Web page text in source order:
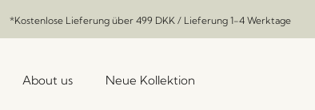
*Kostenlose Lieferung über 499 DKK / Lieferung 1-4 Werktage
About us Neue Kollektion